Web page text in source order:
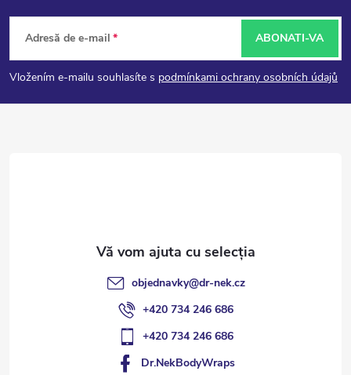
S
u
b
Adresă de e-mail
Vložením e-mailu souhlasíte s podmínkami ochrany osobních údajů
ABONATI-VA
objednavky@dr-nek.cz
+420 734 246 686
+420 734 246 686
Dr.NekBodyWraps